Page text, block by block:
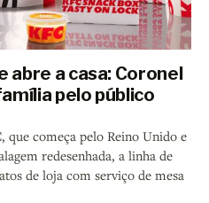
abre a casa: Coronel
pelo público
começa pelo Reino Unido e
redesenhada, a linha de
de loja com serviço de mesa